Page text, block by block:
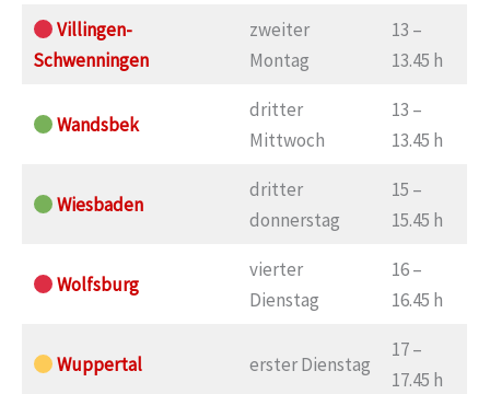
Villingen-
Schwenningen
zweiter
Montag
13 –
13.45 h
Wandsbek
dritter
Mittwoch
13 –
13.45 h
Wiesbaden
dritter
donnerstag
15 –
15.45 h
Wolfsburg
vierter
Dienstag
16 –
16.45 h
Wuppertal erster Dienstag
17 –
17.45 h